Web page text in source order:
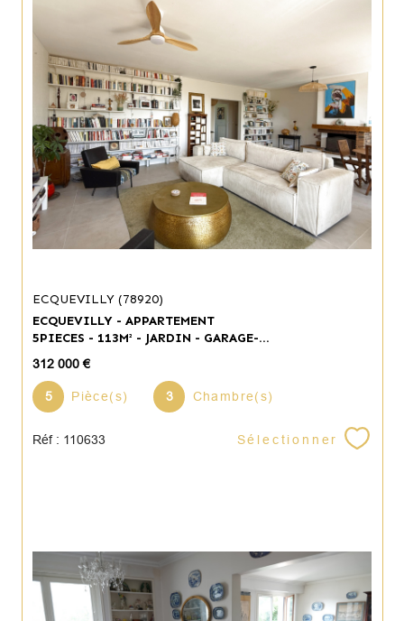
ECQUEVILLY (78920)
ECQUEVILLY - APPARTEMENT
5PIECES - 113M² - JARDIN - GARAGE-...
312 000 €
5 Pièce(s) 3 Chambre(s)
Réf : 110633 Sélectionner